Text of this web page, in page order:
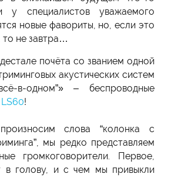
у специалистов уважаемого
новые фавориты, но, если это
то не завтра…
почёта со званием одной
акустических систем
в-одном”» – беспроводные
LS60!
слова “колонка с
мы редко представляем
громкоговорители. Первое,
в голову, и с чем мы привыкли